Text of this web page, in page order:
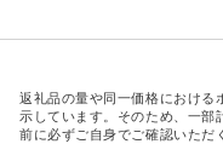
返礼品の量や同一価格における
示しています。そのため、一部
前に必ずご自身でご確認いただ